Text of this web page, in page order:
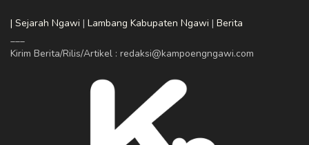
| Sejarah Ngawi | Lambang Kabupaten Ngawi | Berita
___
Kirim Berita/Rilis/Artikel : redaksi@kampoengngawi.com